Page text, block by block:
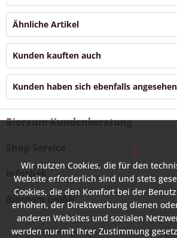
Ähnliche Artikel
Kunden kauften auch
Kunden haben sich ebenfalls angesehen
Bioraum Kundenberatung
Infothek
Bioraum GmbH
* Alle Preise inkl. gesetzl. Mehrwertsteuer zzgl.
Wir nutzen Cookies, die für den
Website erforderlich sind und stets
Cookies, die den Komfort bei der
erhöhen, der Direktwerbung dienen
anderen Websites und sozialen
werden nur mit Ihrer Zustimmung